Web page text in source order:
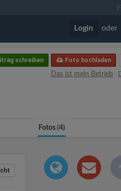
Login oder
Foto hochladen
schreiben
Das ist mein Betrieb
Fotos (4)